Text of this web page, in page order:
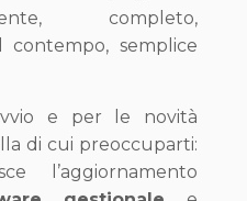
completo,
contempo, semplice
e per le novità
di cui preoccuparti:
l’aggiornamento